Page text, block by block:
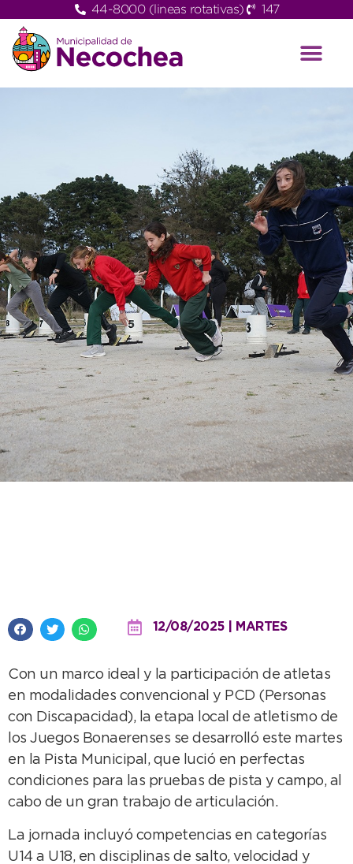
44-8000 (lineas rotativas) 147
12/08/2025 | MARTES
Con un marco ideal y la participación de atletas
en modalidades convencional y PCD (Personas
con Discapacidad), la etapa local de atletismo de
los Juegos Bonaerenses se desarrolló este martes
en la Pista Municipal, que lució en perfectas
condiciones para las pruebas de pista y campo, al
cabo de un gran trabajo de articulación.
La jornada incluyó competencias en categorías
U14 a U18, en disciplinas de salto, velocidad y